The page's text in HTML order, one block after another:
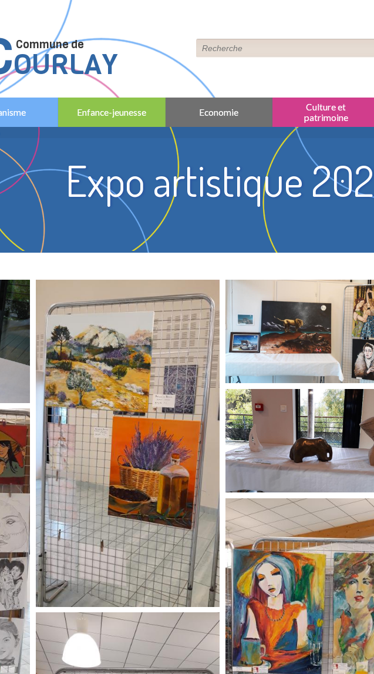
Enfance-jeunesse Economie
Culture et
patrimoine
Expo artistique
Commune de
OURLAY